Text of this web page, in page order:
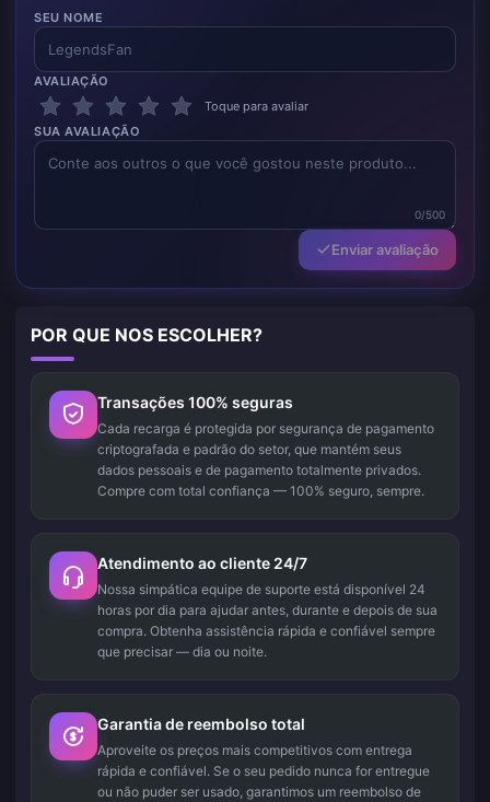
SEU NOME
AVALIAÇÃO
Toque para avaliar
SUA AVALIAÇÃO
0/500
Enviar avaliação
POR QUE NOS ESCOLHER?
Transações 100% seguras
Cada recarga é protegida por segurança de pagamento
criptografada e padrão do setor, que mantém seus
dados pessoais e de pagamento totalmente privados.
Compre com total confiança — 100% seguro, sempre.
Atendimento ao cliente 24/7
Nossa simpática equipe de suporte está disponível 24
horas por dia para ajudar antes, durante e depois de sua
compra. Obtenha assistência rápida e confiável sempre
que precisar — dia ou noite.
Garantia de reembolso total
Aproveite os preços mais competitivos com entrega
rápida e confiável. Se o seu pedido nunca for entregue
ou não puder ser usado, garantimos um reembolso de